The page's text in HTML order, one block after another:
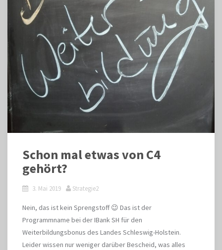
Schon mal etwas von C4
gehört?
3. Mai 2019 Strategie2
Nein, das ist kein Sprengstoff 😉 Das ist der
Programmname bei der IBank SH für den
Weiterbildungsbonus des Landes Schleswig-Holstein.
Leider wissen nur weniger darüber Bescheid, was alles